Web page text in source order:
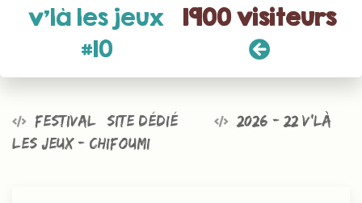
v’là les jeux
#10
1900 visiteurs
Festival @site dédié
2026 - 22 v’là
les jeux - Chifoumi